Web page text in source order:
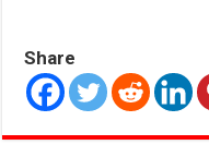
Share